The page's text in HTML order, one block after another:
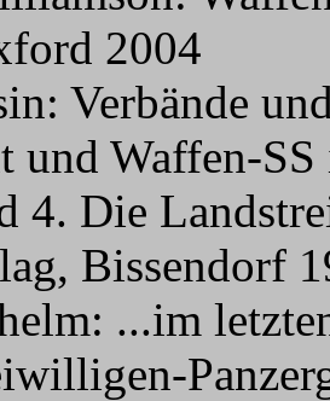
2004
Verbände
und Waffen-
4. Die
Bissendorf
...im